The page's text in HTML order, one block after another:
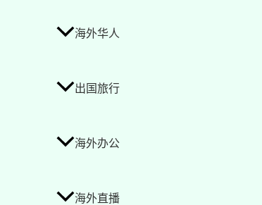
海外华人
出国旅行
海外办公
海外直播